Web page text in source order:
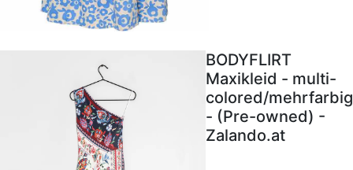
BODYFLIRT
Maxikleid - multi-
colored/mehrfarbig
- (Pre-owned) -
Zalando.at